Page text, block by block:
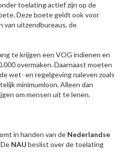
toelating actief zijn op de
Deze boete geldt ook voor
van uitzendbureaus, de
te krijgen een VOG indienen en
overmaken. Daarnaast moeten
wet- en regelgeving naleven zoals
minimumloon. Alleen dan
om mensen uit te lenen.
in handen van de Nederlandse
NAU beslist over de toelating